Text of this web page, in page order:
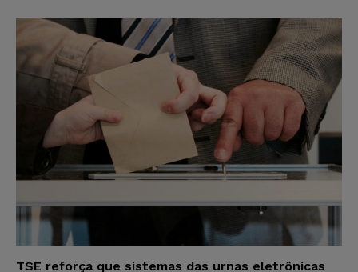
TSE reforça que sistemas das urnas eletrônicas